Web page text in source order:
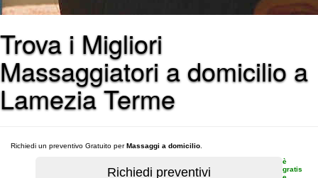
Trova i Migliori
Massaggiatori a domicilio a
Lamezia Terme
Richiedi un preventivo Gratuito perMassaggi a domicilio
è
gratis